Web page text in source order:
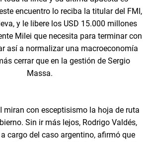
encuentro lo reciba la titular del FMI,
y le libere los USD 15.000 millones
Milei que necesita para terminar con
así a normalizar una macroeconomía
cerrar que en la gestión de Sergio
Massa.
miran con esceptisismo la hoja de ruta
Sin ir más lejos, Rodrigo Valdés,
cargo del caso argentino, afirmó que